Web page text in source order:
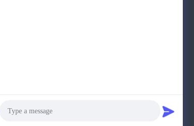
Market. All Rights Reserved.